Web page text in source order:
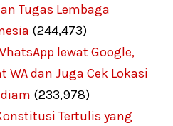
Tugas Lembaga
(244,473)
lewat Google,
WA dan Juga Cek Lokasi
(233,978)
Tertulis yang